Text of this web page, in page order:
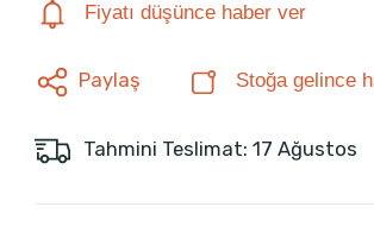
Fiyatı düşünce haber ver
Paylaş Stoğa gelince
Tahmini Teslimat: 17 Ağustos